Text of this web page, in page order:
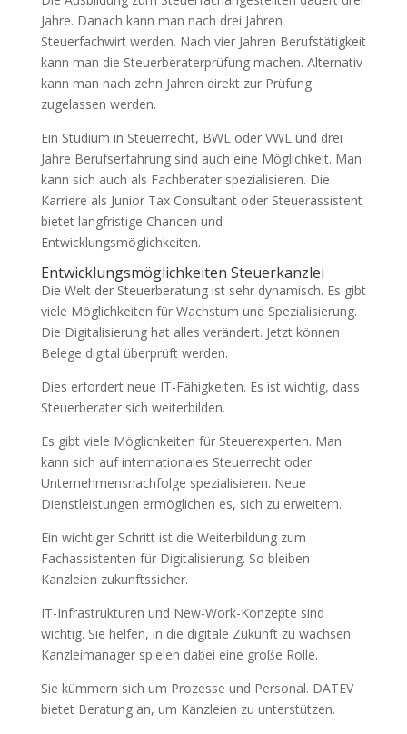
Jahre. Danach kann man nach drei Jahren
Steuerfachwirt werden. Nach vier Jahren Berufstätigkeit
kann man die Steuerberaterprüfung machen. Alternativ
kann man nach zehn Jahren direkt zur Prüfung
zugelassen werden.
Ein Studium in Steuerrecht, BWL oder VWL und drei
Jahre Berufserfahrung sind auch eine Möglichkeit. Man
kann sich auch als Fachberater spezialisieren. Die
Karriere als Junior Tax Consultant oder Steuerassistent
bietet langfristige Chancen und
Entwicklungsmöglichkeiten.
Entwicklungsmöglichkeiten Steuerkanzlei
Die Welt der Steuerberatung ist sehr dynamisch. Es gibt
viele Möglichkeiten für Wachstum und Spezialisierung.
Die Digitalisierung hat alles verändert. Jetzt können
Belege digital überprüft werden.
Dies erfordert neue IT-Fähigkeiten. Es ist wichtig, dass
Steuerberater sich weiterbilden.
Es gibt viele Möglichkeiten für Steuerexperten. Man
kann sich auf internationales Steuerrecht oder
Unternehmensnachfolge spezialisieren. Neue
Dienstleistungen ermöglichen es, sich zu erweitern.
Ein wichtiger Schritt ist die Weiterbildung zum
Fachassistenten für Digitalisierung. So bleiben
Kanzleien zukunftssicher.
IT-Infrastrukturen und New-Work-Konzepte sind
wichtig. Sie helfen, in die digitale Zukunft zu wachsen.
Kanzleimanager spielen dabei eine große Rolle.
Sie kümmern sich um Prozesse und Personal. DATEV
bietet Beratung an, um Kanzleien zu unterstützen.